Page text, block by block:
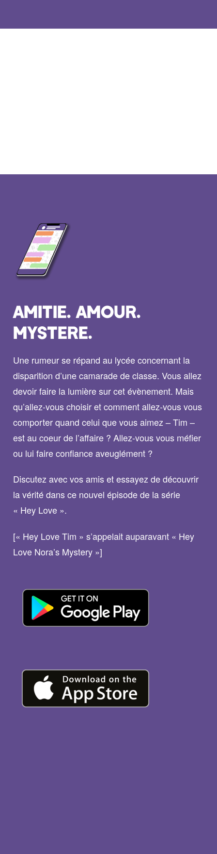
AMITIE. AMOUR.
MYSTERE.
Une rumeur se répand au lycée concernant la
disparition d’une camarade de classe. Vous allez
devoir faire la lumière sur cet évènement. Mais
qu’allez-vous choisir et comment allez-vous vous
comporter quand celui que vous aimez – Tim –
est au coeur de l’affaire ? Allez-vous vous méfier
ou lui faire confiance aveuglément ?
Discutez avec vos amis et essayez de découvrir
la vérité dans ce nouvel épisode de la série
« Hey Love ».
[« Hey Love Tim » s’appelait auparavant « Hey
Love Nora’s Mystery »]